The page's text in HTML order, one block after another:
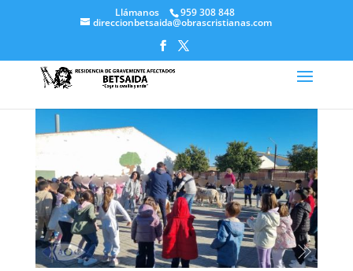
Llámanos 959 308 848
direccionbetsaida@obrascristianas.com